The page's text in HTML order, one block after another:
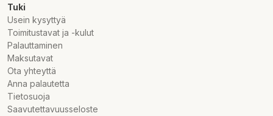
Tuki
Usein kysyttyä
Toimitustavat ja -kulut
Palauttaminen
Maksutavat
Ota yhteyttä
Anna palautetta
Tietosuoja
Saavutettavuusseloste